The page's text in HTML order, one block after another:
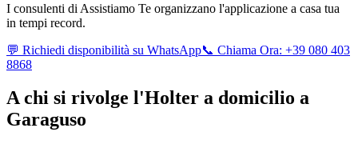
I consulenti di Assistiamo Te organizzano l'applicazione a casa tua
in tempi record.
💬 Richiedi disponibilità su WhatsApp📞 Chiama Ora: +39 080 403
8868
A chi si rivolge l'Holter a domicilio a
Garaguso